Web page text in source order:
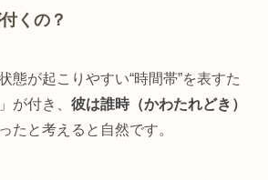
くの？
態が起こりやすい“時間帯”を表すた
が付き、 彼は誰時（かわたれどき）
たと考えると自然です。